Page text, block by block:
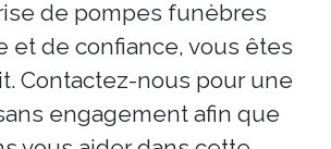
de pompes funèbres
et de confiance, vous êtes
Contactez-nous pour une
engagement afin que